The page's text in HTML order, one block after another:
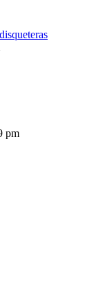
pm